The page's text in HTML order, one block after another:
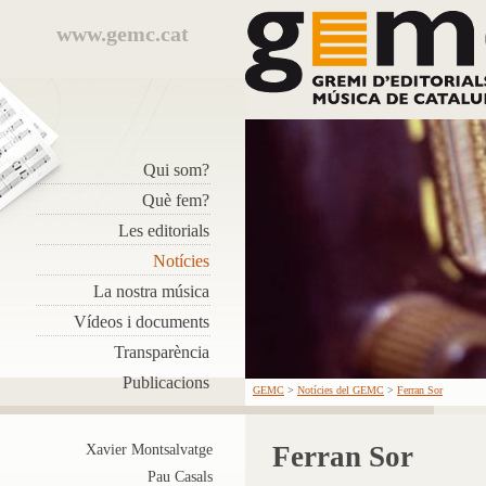
www.gemc.cat
Qui som?
Què fem?
Les editorials
Notícies
La nostra música
Vídeos i documents
Transparència
Publicacions
GEMC > Notícies del GEMC > Ferran Sor
Xavier Montsalvatge
Pau Casals
Ferran Sor